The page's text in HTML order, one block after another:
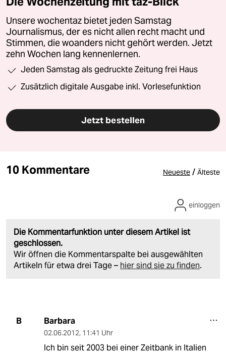
Unsere wochentaz bietet jeden Samstag
Journalismus, der es nicht allen recht macht und
Stimmen, die woanders nicht gehört werden. Jetzt
zehn Wochen lang kennenlernen.
Jeden Samstag als gedruckte Zeitung frei Haus
Zusätzlich digitale Ausgabe inkl. Vorlesefunktion
Jetzt bestellen
10 Kommentare Neueste / Älteste
Die Kommentarfunktion unter diesem Artikel ist
geschlossen.
Wir öffnen die Kommentarspalte bei ausgewählten
Artikeln für etwa drei Tage – hier sind sie zu finden.
einloggen
B Barbara
02.06.2012, 11:41 Uhr
Ich bin seit 2003 bei einer Zeitbank in Italien